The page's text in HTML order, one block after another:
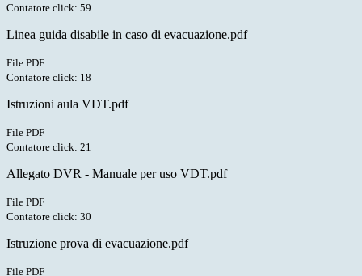
Contatore click: 59
Linea guida disabile in caso di evacuazione.pdf
File PDF
Contatore click: 18
Istruzioni aula VDT.pdf
File PDF
Contatore click: 21
Allegato DVR - Manuale per uso VDT.pdf
File PDF
Contatore click: 30
Istruzione prova di evacuazione.pdf
File PDF